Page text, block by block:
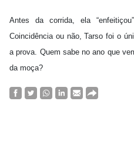
Antes da corrida, ela
Coincidência ou não, Tarso foi o
a prova. Quem sabe no ano que
da moça?